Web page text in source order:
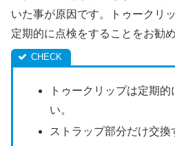
いた事が原因です。トゥークリ
定期的に点検をすることをお勧め
トゥークリップは定期
い。
ストラップ部分だけ交換